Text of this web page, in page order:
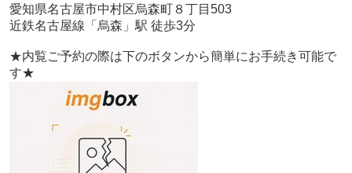
愛知県名古屋市中村区烏森町８丁目503
近鉄名古屋線「烏森」駅 徒歩3分
★内覧ご予約の際は下のボタンから簡単にお手続き可能で
す★